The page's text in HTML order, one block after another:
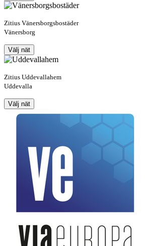
Zitius Vänersborgsbostäder
Vänersborg
Välj nät
Zitius Uddevallahem
Uddevalla
Välj nät